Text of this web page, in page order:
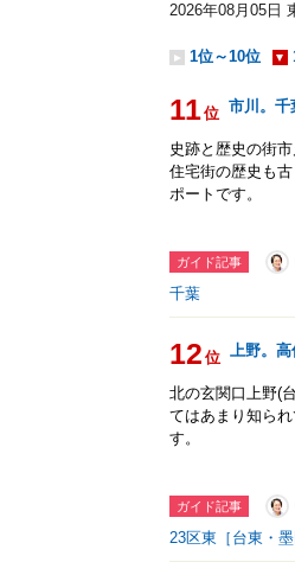
2026年08月05日
1位～10位
11位 市川。千
史跡と歴史の街
住宅街の歴史も
ポートです。
ガイド記事
千葉
12 位 上野。
北の玄関口上野(
てはあまり知ら
す。
ガイド記事
23区東［台東・